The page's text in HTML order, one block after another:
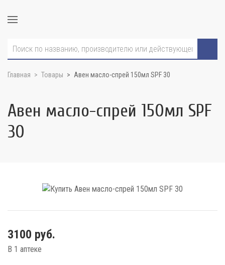
Главная Товары Авен масло-спрей 150мл SPF 30
Авен масло-спрей 150мл SPF
30
3100 руб.
В 1 аптеке